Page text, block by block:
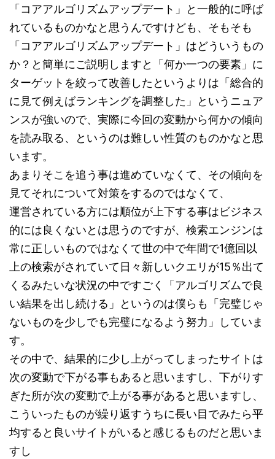
「コアアルゴリズムアップデート」と一般的に呼ば
れているものかなと思うんですけども、そもそも
「コアアルゴリズムアップデート」はどういうもの
か？と簡単にご説明しますと「何か一つの要素」に
ターゲットを絞って改善したというよりは「総合的
に見て例えばランキングを調整した」というニュア
ンスが強いので、実際に今回の変動から何かの傾向
を読み取る、というのは難しい性質のものかなと思
います。
あまりそこを追う事は進めていなくて、その傾向を
見てそれについて対策をするのではなくて、
運営されている方には順位が上下する事はビジネス
的には良くないとは思うのですが、検索エンジンは
常に正しいものではなくて世の中で年間で1億回以
上の検索がされていて日々新しいクエリが15％出て
くるみたいな状況の中ですごく「アルゴリズムで良
い結果を出し続ける」というのは僕らも「完璧じゃ
ないものを少しでも完璧になるよう努力」していま
す。
その中で、結果的に少し上がってしまったサイトは
次の変動で下がる事もあると思いますし、下がりす
ぎた所が次の変動で上がる事があると思いますし、
こういったものが繰り返すうちに長い目でみたら平
均すると良いサイトがいると感じるものだと思いま
すし